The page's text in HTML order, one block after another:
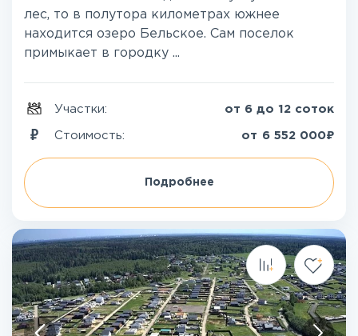
лес, то в полутора километрах южнее
находится озеро Бельское. Сам поселок
примыкает в городку ...
Участки: от 6 до 12 соток
Стоимость: от 6 552 000₽
Подробнее